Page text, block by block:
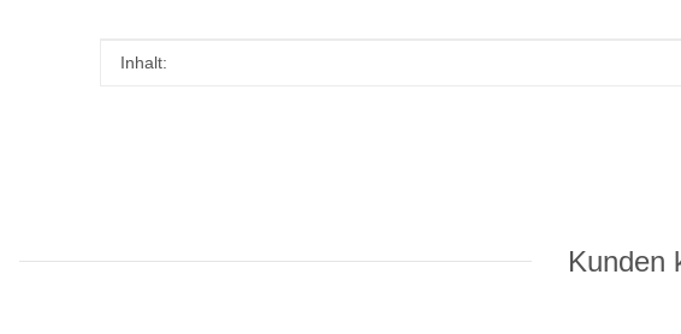
Produkteigenschaft
Wert
Inhalt:
Kunden